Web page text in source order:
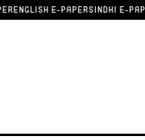
ENGLISH E-PAPERSINDHI E-